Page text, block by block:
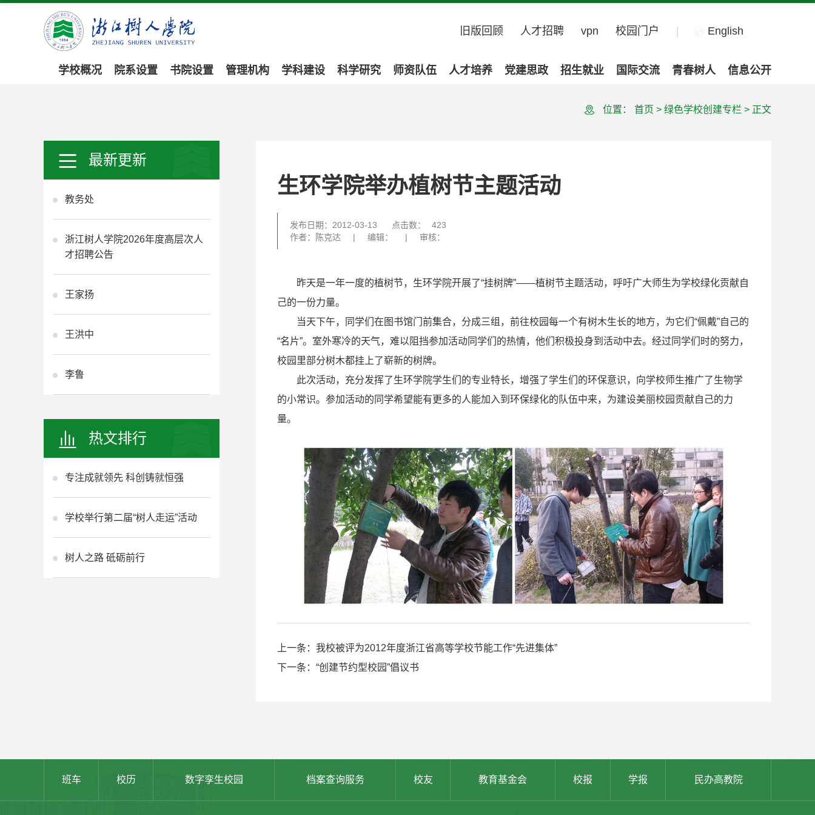
旧版回顾 人才招聘 vpn 校园门户 English
学校概况 院系设置 书院设置 管理机构 学科建设 科学研究 师资队伍 人才培养 党建思政 招生就业 国际交流 青春树人 信息公开
位置： 首页 > 绿色学校创建专栏 > 正文
生环学院举办植树节主题活动
发布日期：2012-03-13 点击数：
423
作者：陈克达
| 编辑： | 审核：
昨天是一年一度的植树节，生环学院开展了“挂树牌”——植树节主题活动，呼吁广大师生为学校绿化贡献自
己的一份力量。
当天下午，同学们在图书馆门前集合，分成三组，前往校园每一个有树木生长的地方，为它们“佩戴”自己的
“名片”。室外寒冷的天气，难以阻挡参加活动同学们的热情，他们积极投身到活动中去。经过同学们时的努力，
校园里部分树木都挂上了崭新的树牌。
此次活动，充分发挥了生环学院学生们的专业特长，增强了学生们的环保意识，向学校师生推广了生物学
的小常识。参加活动的同学希望能有更多的人能加入到环保绿化的队伍中来，为建设美丽校园贡献自己的力
量。
上一条：我校被评为2012年度浙江省高等学校节能工作“先进集体”
下一条：“创建节约型校园”倡议书
最新更新
教务处
浙江树人学院2026年度高层次人
才招聘公告
王家扬
王洪中
李鲁
热文排行
专注成就领先 科创铸就恒强
学校举行第二届“树人走运”活动
树人之路 砥砺前行
班车 校历 数字孪生校园 档案查询服务 校友 教育基金会 校报 学报 民办高教院